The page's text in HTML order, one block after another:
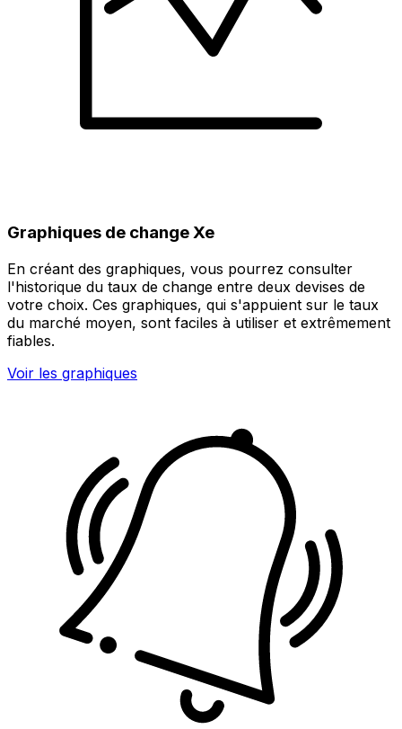
Graphiques de change Xe
En créant des graphiques, vous pourrez consulter
l'historique du taux de change entre deux devises de
votre choix. Ces graphiques, qui s'appuient sur le taux
du marché moyen, sont faciles à utiliser et extrêmement
fiables.
Voir les graphiques